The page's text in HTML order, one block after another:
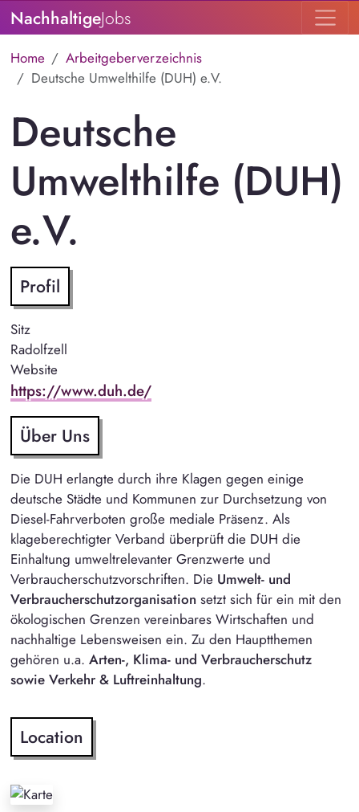
NachhaltigeJobs
Home
Arbeitgeberverzeichnis
Deutsche Umwelthilfe (DUH) e.V.
Deutsche
Umwelthilfe (DUH)
e.V.
Profil
Sitz
Radolfzell
Website
https://www.duh.de/
Über Uns
Die DUH erlangte durch ihre Klagen gegen einige
deutsche Städte und Kommunen zur Durchsetzung von
Diesel-Fahrverboten große mediale Präsenz. Als
klageberechtigter Verband überprüft die DUH die
Einhaltung umweltrelevanter Grenzwerte und
Verbraucherschutzvorschriften. Die Umwelt- und
Verbraucherschutzorganisation setzt sich für ein mit den
ökologischen Grenzen vereinbares Wirtschaften und
nachhaltige Lebensweisen ein. Zu den Hauptthemen
gehören u.a. Arten-, Klima- und Verbraucherschutz
sowie Verkehr & Luftreinhaltung.
Location